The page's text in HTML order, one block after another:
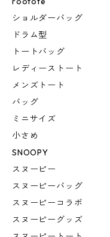
ショルダーバッグ
ドラム型
トートバッグ
レディーストート
メンズトート
バッグ
ミニサイズ
小さめ
SNOOPY
スヌーピー
スヌーピーバッグ
スヌーピーコラボ
スヌーピーグッズ